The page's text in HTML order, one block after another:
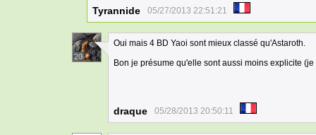
Tyrannide 05/27/2013 22:51:21
20
Oui mais 4 BD Yaoi sont mieux classé qu'Astaroth.
Bon je présume qu'elle sont aussi moins explicite
draque 05/28/2013 20:50:11